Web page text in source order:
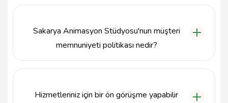
anlayışıyla çalışmaktadır.
Sakarya Animasyon Stüdyosu'nun müşteri
memnuniyeti politikası nedir?
edilmesi hedeflenmektedir.
Hizmetleriniz için bir ön görüşme yapabilir